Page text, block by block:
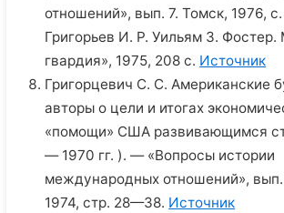
отношений», вып. 7. Томск, 1976,
Григорьев И. Р. Уильям 3.
гвардия», 1975, 208 с. Источник
Григорцевич С. С. Американские
авторы о цели и итогах
«помощи» США развивающимся
— 1970 гг. ). — «Вопросы истории
международных отношений»,
1974, стр. 28—38. Источник